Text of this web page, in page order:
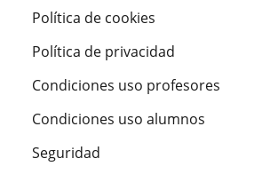
Política de cookies
Política de privacidad
Condiciones uso profesores
Condiciones uso alumnos
Seguridad